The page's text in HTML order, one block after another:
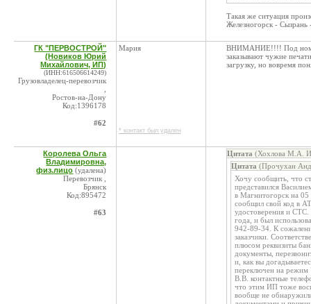
Такая же ситуация
Железногорск -
ГК "ПЕРВОСТРОЙ"
(Новиков Юрий
Михайлович, ИП)
(ИНН:616506614249)
Грузовладелец-перевозчик
Ростов-на-Дону
Код:1396178
#62
Мария
* контакт был удален
ВНИМАНИЕ!!!! Под
заказывают чужие
загрузку, но вовремя
Королева Ольга
Владимировна,
физ.лицо (удалена)
Перевозчик ,
Брянск
Код:895472
#63
Цитата (Хохлова М.А.
Цитата (Прочухан
Хочу сообщить, что
представился
в Магнитогорск на
сообщил свой код в
удостоверения и
года, и был
942-89-34. К
заказчики.
плюсом реквизиты
документы,
и, как вы
переключен на режим
В.В. контактные
что этим ИП тоже
вообще не